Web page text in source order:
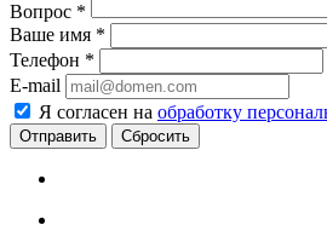
Вопрос *
Ваше имя *
Телефон *
E-mail
Я согласен на обработку
Сбросить